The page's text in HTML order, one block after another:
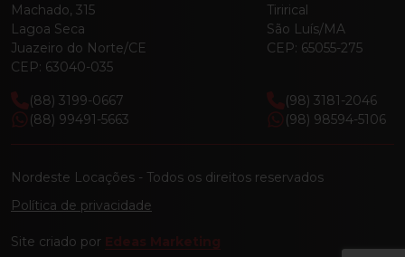
Machado, 315
Lagoa Seca
Juazeiro do Norte/CE
CEP: 63040-035
(88) 3199-0667
(88) 99491-5663
Tirirical
São Luís/MA
CEP: 65055-275
(98) 3181-2046
(98) 98594-5106
Nordeste Locações - Todos os direitos reservados
Política de privacidade
Site criado por Edeas Marketing